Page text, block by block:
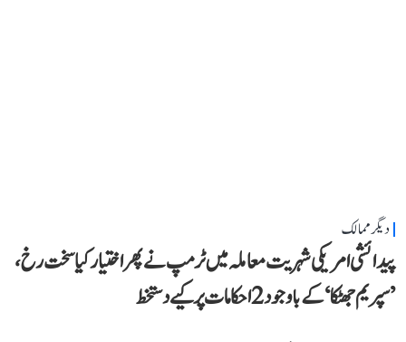
دیگر ممالک
پیدائشی امریکی شہریت معاملہ میں ٹرمپ نے پھر اختیار کیا سخت رخ،
’سپریم جھٹکا‘ کے باوجود 2 احکامات پر کیے دستخط